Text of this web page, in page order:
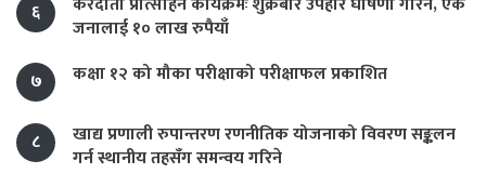
६
जनालाई १० लाख रुपैयाँ
७
कक्षा १२ को मौका परीक्षाको परीक्षाफल प्रकाशित
८
खाद्य प्रणाली रुपान्तरण रणनीतिक योजनाको विवरण सङ्कलन
गर्न स्थानीय तहसँग समन्वय गरिने